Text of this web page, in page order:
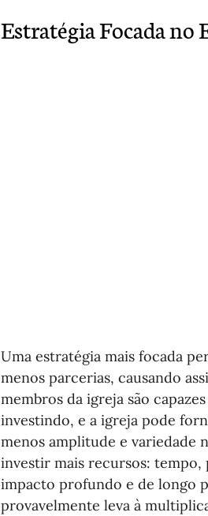
Estratégia Focada no
Uma estratégia mais focada
menos parcerias, causando
membros da igreja são
investindo, e a igreja pode
menos amplitude e variedade
investir mais recursos: tempo,
impacto profundo e de longo
provavelmente leva à